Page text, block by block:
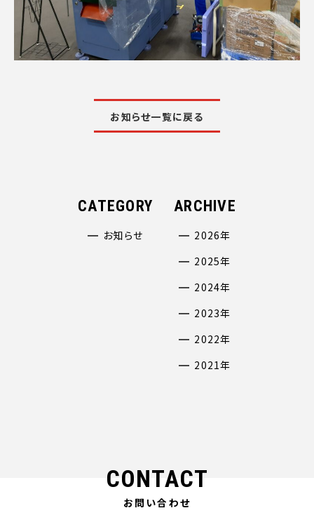
CATEGORY
お知らせ
ARCHIVE
2026年
2025年
2024年
2023年
2022年
2021年
お知らせ一覧に戻る
CONTACT
お問い合わせ